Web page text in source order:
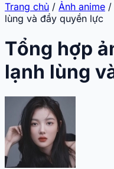
Trang chủ / Ảnh anime /
lùng và đầy quyền lực
Tổng hợp
lạnh lùng